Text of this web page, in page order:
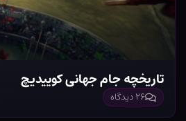
تاریخچه جام جهانی کوییدیچ
۲۶ دیدگاه